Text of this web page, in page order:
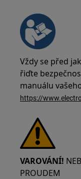
Vždy se před
řiďte
manuálu
https://
VAROVÁNÍ!
PROUDEM